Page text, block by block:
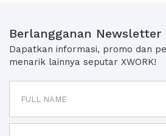
Berlangganan Newsletter
Dapatkan informasi, promo dan
menarik lainnya seputar XWORK!